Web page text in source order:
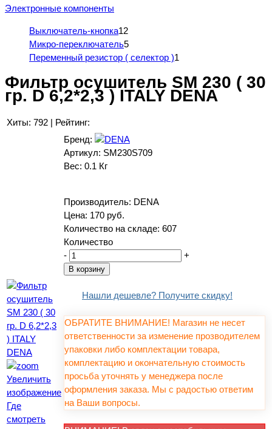
Электронные компоненты
Выключатель-кнопка12
Микро-переключатель5
Переменный резистор ( селектор )1
Фильтр осушитель SM 230 ( 30
гр. D 6,2*2,3 ) ITALY DENA
Хиты: 792 | Рейтинг:
Увеличить
изображение
Где
смотреть
Бренд:
Артикул: SM230S709
Вес: 0.1 Кг
Производитель: DENA
Цена: 170 руб.
Количество на складе: 607
Количество
-
+
Нашли дешевле? Получите скидку!
ОБРАТИТЕ ВНИМАНИЕ! Магазин не несет
ответственности за изменение прозводителем
упаковки либо комплектации товара,
комплектацию и окончательную стоимость
просьба уточнять у менеджера после
оформления заказа. Мы с радостью ответим
на Ваши вопросы.